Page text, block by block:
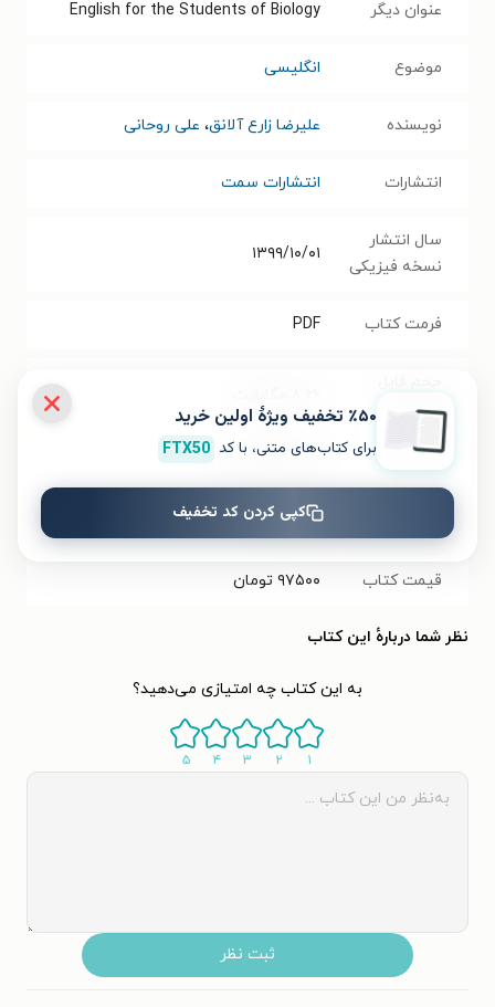
عنوان دیگر English for the Students of Biology
موضوع انگلیسی
نویسنده علیرضا زارع آلانق، علی روحانی
انتشارات انتشارات سمت
سال انتشار
نسخه فیزیکی
۱۳۹۹/۱۰/۰۱
فرمت کتاب PDF
کتاب
شابک
۲۵۶ صفحه
قیمت کتاب ۹۷۵۰۰ تومان
نظر شما دربارهٔ این کتاب
به این کتاب چه امتیازی می‌دهید؟
۱ ۲ ۳ ۴ ۵
ثبت نظر
٪۵۰ تخفیف ویژۀ اولین خرید
برای کتاب‌های متنی، با کد FTX50
کپی کردن کد تخفیف